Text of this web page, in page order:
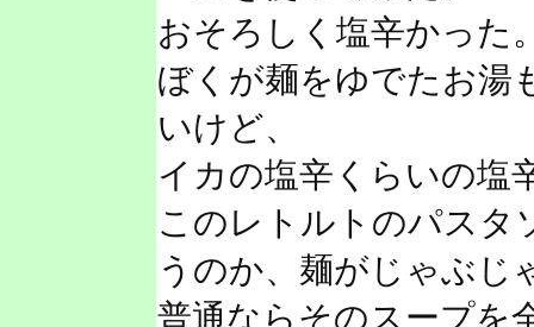
おそろしく塩辛かった
ぼくが麺をゆでたお湯
いけど、
イカの塩辛くらいの塩
このレトルトのパスタ
うのか、麺がじゃぶじ
普通ならそのスープを